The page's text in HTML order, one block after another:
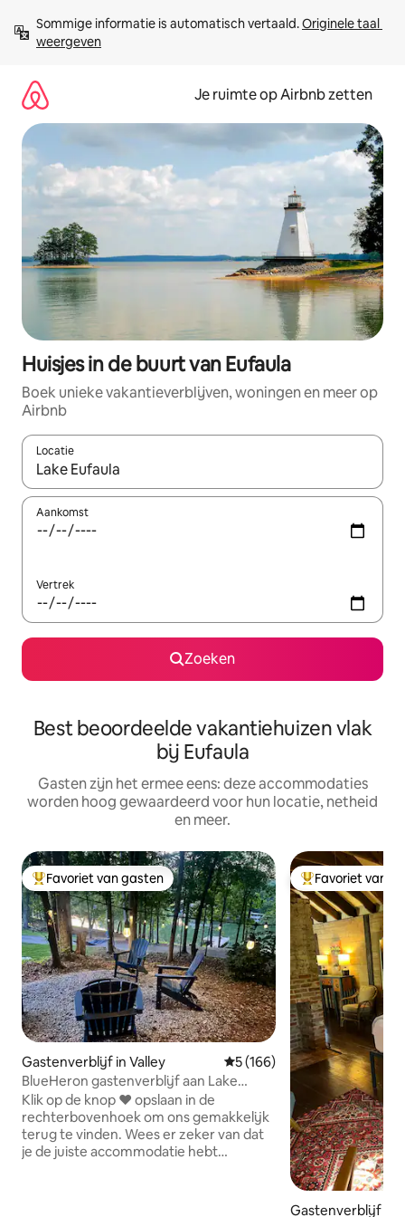
direct
naar
Sommige informatie is automatisch vertaald. Originele taal
weergeven
Je ruimte op Airbnb zetten
Huisjes in de buurt van Eufaula
Boek unieke vakantieverblijven, woningen en meer op
Airbnb
Locatie
Wanneer er suggesties beschikbaar zijn, maak je een keuze
Aankomst
Vertrek
Zoeken
Best beoordeelde vakantiehuizen vlak
bij Eufaula
Gasten zijn het ermee eens: deze accommodaties
worden hoog gewaardeerd voor hun locatie, netheid
en meer.
Topfavoriet van gasten
Favoriet van gasten
Gastenverblijf in Valley Gemiddelde beoordeling
5 (166)
BlueHeron gastenverblijf aan Lake
Harding HotTub&Kayaks
Klik op de knop ❤️ opslaan in de
rechterbovenhoek om ons gemakkelijk
terug te vinden. Wees er zeker van dat
je de juiste accommodatie hebt
Topfavoriet van
Favoriet van
Gastenverblijf in